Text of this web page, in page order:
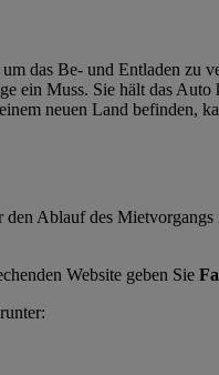
das Be- und Entladen zu
ein Muss. Sie hält das
neuen Land befinden,
Ablauf des
Website geben Sie